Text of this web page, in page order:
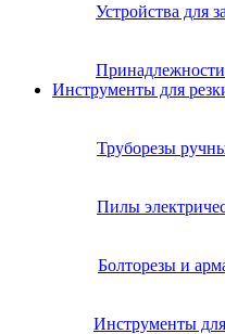
Устройства для
Инструменты для
Труборезы
Пилы
Болторезы и
Инструменты